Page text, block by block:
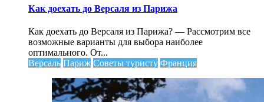
Как
доехать
Версаля
из
Парижа
Как доехать до Версаля из Парижа
Как доехать до Версаля из Парижа? — Рассмотрим все
возможные варианты для выбора наиболее
оптимального. От...
Версаль Париж Советы туристу Франция